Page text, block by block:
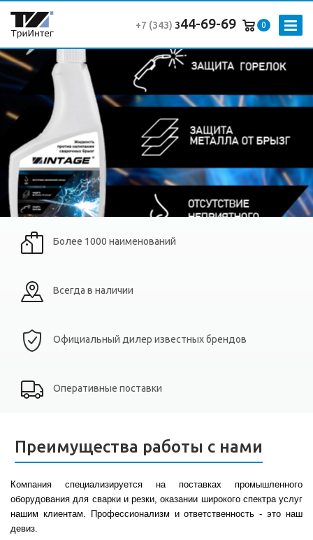
0
+7 (343) 344-69-69
Более 1000 наименований
Всегда в наличии
Официальный дилер известных брендов
Оперативные поставки
Преимущества работы с нами
Компания специализируется на поставках промышленного
оборудования для сварки и резки, оказании широкого спектра услуг
нашим клиентам. Профессионализм и ответственность - это наш
девиз.